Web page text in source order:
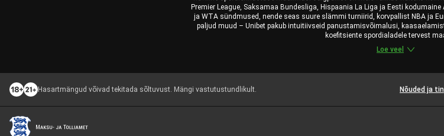
Premier League, Saksamaa Bundesliga, Hispaania La Liga ja Eesti
ja WTA sündmused, nende seas suure slämmi turniirid, korvpallist NBA ja
paljud muud – Unibet pakub intuitiivseid panustamisvõimalusi,
koefitsiente spordialadele tervest
Loe veel
Hasartmängud võivad tekitada sõltuvust. Mängi vastutustundlikult. Nõuded ja